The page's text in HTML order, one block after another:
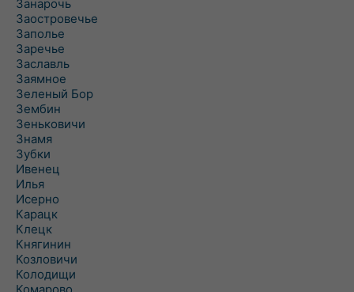
Занарочь
Заостровечье
Заполье
Заречье
Заславль
Заямное
Зеленый Бор
Зембин
Зеньковичи
Знамя
Зубки
Ивенец
Илья
Исерно
Карацк
Клецк
Княгинин
Козловичи
Колодищи